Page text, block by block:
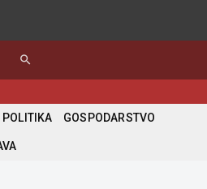
search
POLITIKA GOSPODARSTVO